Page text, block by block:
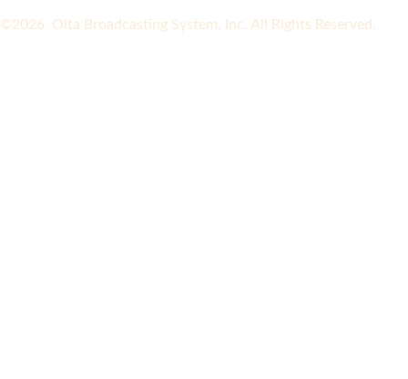
©2026 Oita Broadcasting System, Inc. All Rights Reserved.